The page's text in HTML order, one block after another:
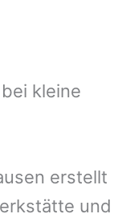
kleine
erstellt
und